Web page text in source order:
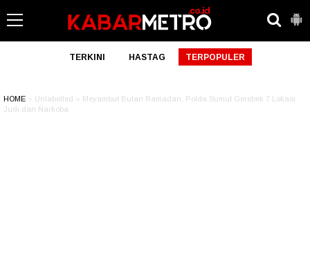
TERKINI HASTAG TERPOPULER
HOME » Unlabelled » Meyambut Bulan Ramadan, Polda Sumut Gerebek 7 Lokasi
Judi dan Narkoba